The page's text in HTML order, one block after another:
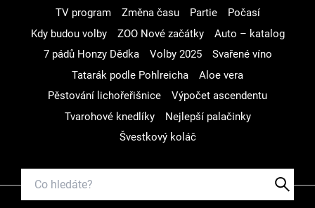
TV program
Změna času Partie
Počasí
Kdy budou volby
ZOO Nové začátky
Auto – katalog
7 pádů Honzy Dědka
Volby 2025
Svařené víno
Tatarák podle Pohlreicha
Aloe vera
Pěstování lichořeřišnice
Výpočet ascendentu
Tvarohové knedlíky
Nejlepší palačinky
Švestkový koláč